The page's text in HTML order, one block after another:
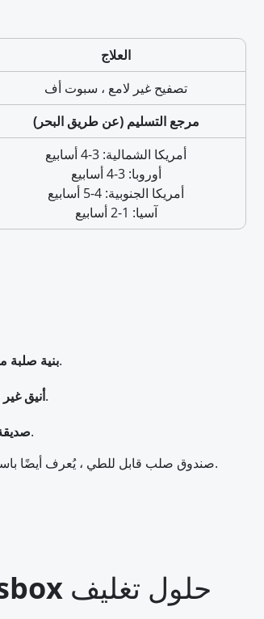
العلاج
تصفيح غير لامع ، سبوت أف
مرجع التسليم (عن طريق البحر)
أمريكا الشمالية: 3-4 أسابيع
أوروبا: 3-4 أسابيع
أمريكا الجنوبية: 4-5 أسابيع
آسيا: 1-2 أسابيع
بنية صلبةصندوق الهدايا هذا المصنوع من لوح صلب متين ، يضمن حماية مثالية للعناصر الحساسة أو الفاخرة ، مما يحافظ على سلامتها أثناء التخزين والنقل.
أنيق غيريتميز بسطح أسود غير لامع أنيق وربطة عنق شريطية أنيقة ، يقدم صندوق الهدايا هذا مظهرًا متطورًا مناسبًا لمناسبات الهدايا المتميزة.
مصنوع من مواد صديقة للبيئة ، يمكن إعادة استخدام هذا الصندوق عدة مرات ، ليتماشى مع اتجاهات التغليف المستدامة.
صندوق صلب قابل للطي ، يُعرف أيضًا باسم صندوق صلب قابل للطي أو مسطح ، هو حل تعبئة ممتاز يجمع بين الشعور المتين الراقي لصندوق صلب تقليدي مع راحة الشحن المسطحة الموفرة للتكلفة.